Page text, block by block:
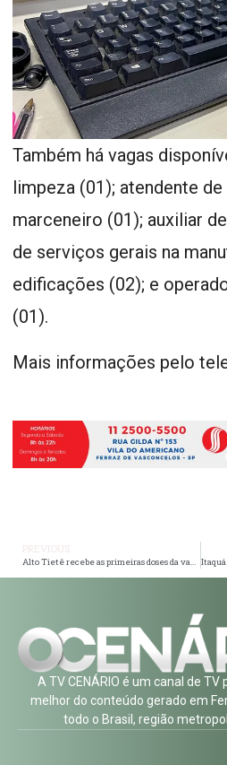
Também há vagas
limpeza (01); atendente
marceneiro (01); auxiliar
de serviços gerais na
edificações (02); e
(01).
Mais informações pelo
Alto Tietê recebe as primeiras doses da vacina contra a dengue
A TV CENÁRIO é um canal de
melhor do conteúdo gerado em
todo o Brasil, região